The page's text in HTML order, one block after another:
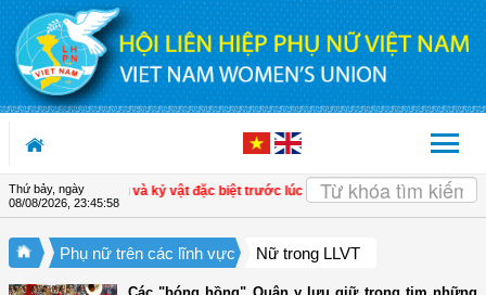
Truy cập nội dung luôn
Thứ bảy, ngày
08/08/2026, 23:45:58
sĩ Lê Thị Riêng và kỷ vật đặc biệt trước lúc xa con | Tri ân nữ Anh hùng trong
Phụ nữ trên các lĩnh vực Nữ trong LLVT